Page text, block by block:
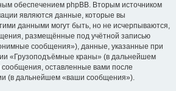
обеспечением phpBB. Вторым источником
являются данные, которые вы
данными могут быть, но не исчерпываются,
размещённые под учётной записью
сообщения»), данные, указанные при
«Грузоподъёмные краны» (в дальнейшем
оставленные вами после
(в дальнейшем «ваши сообщения»).